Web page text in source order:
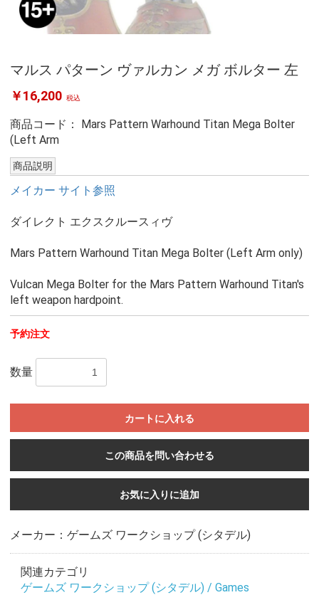
マルス パターン ヴァルカン メガ ボルター 左
￥16,200 税込
商品コード： Mars Pattern Warhound Titan Mega Bolter
(Left Arm
商品説明
メイカー サイト参照
ダイレクト エクスクルースィヴ
Mars Pattern Warhound Titan Mega Bolter (Left Arm only)
Vulcan Mega Bolter for the Mars Pattern Warhound Titan's
left weapon hardpoint.
予約注文
数量
カートに入れる
この商品を問い合わせる
お気に入りに追加
メーカー：ゲームズ ワークショップ (シタデル)
関連カテゴリ
ゲームズ ワークショップ (シタデル) / Games